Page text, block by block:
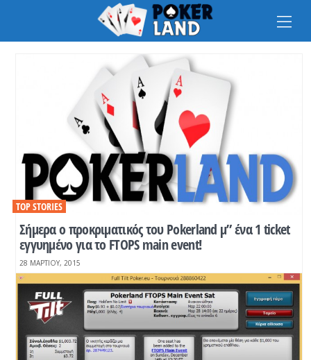
Σήμερα ο προκριματικός του Pokerland μ” ένα 1 ticket
εγγυημένο για το FTOPS main event!
TOP STORIES
28 ΜΑΡΤΊΟΥ, 2015